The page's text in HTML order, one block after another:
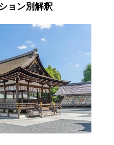
ョン別解釈